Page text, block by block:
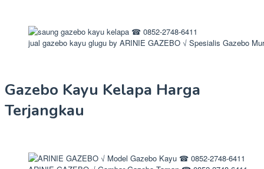
jual gazebo kayu glugu by ARINIE GAZEBO √ Spesialis Gazebo
Gazebo Kayu Kelapa Harga
Terjangkau